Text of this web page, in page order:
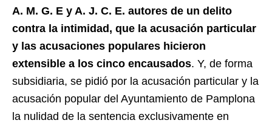
A. M. G. E y A. J. C. E. autores de un delito
contra la intimidad, que la acusación particular
y las acusaciones populares hicieron
extensible a los cinco encausados. Y, de forma
subsidiaria, se pidió por la acusación particular y la
acusación popular del Ayuntamiento de Pamplona
la nulidad de la sentencia exclusivamente en